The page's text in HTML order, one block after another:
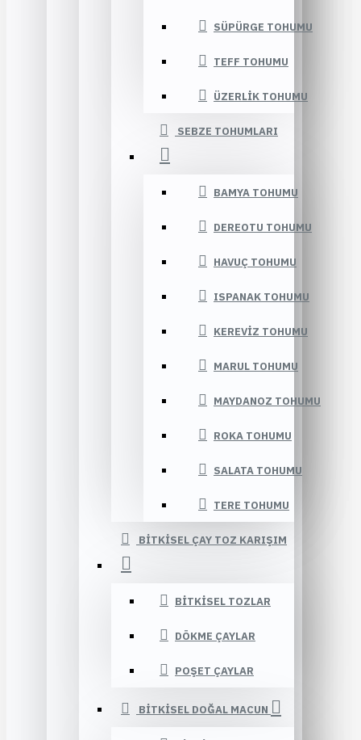
SÜPÜRGE TOHUMU
TEFF TOHUMU
ÜZERLIK TOHUMU
SEBZE TOHUMLARI
BAMYA TOHUMU
DEREOTU TOHUMU
HAVUÇ TOHUMU
ISPANAK TOHUMU
KEREVIZ TOHUMU
MARUL TOHUMU
MAYDANOZ TOHUMU
ROKA TOHUMU
SALATA TOHUMU
TERE TOHUMU
BITKISEL ÇAY TOZ KARIŞIM
BITKISEL TOZLAR
DÖKME ÇAYLAR
POŞET ÇAYLAR
BITKISEL DOĞAL MACUN